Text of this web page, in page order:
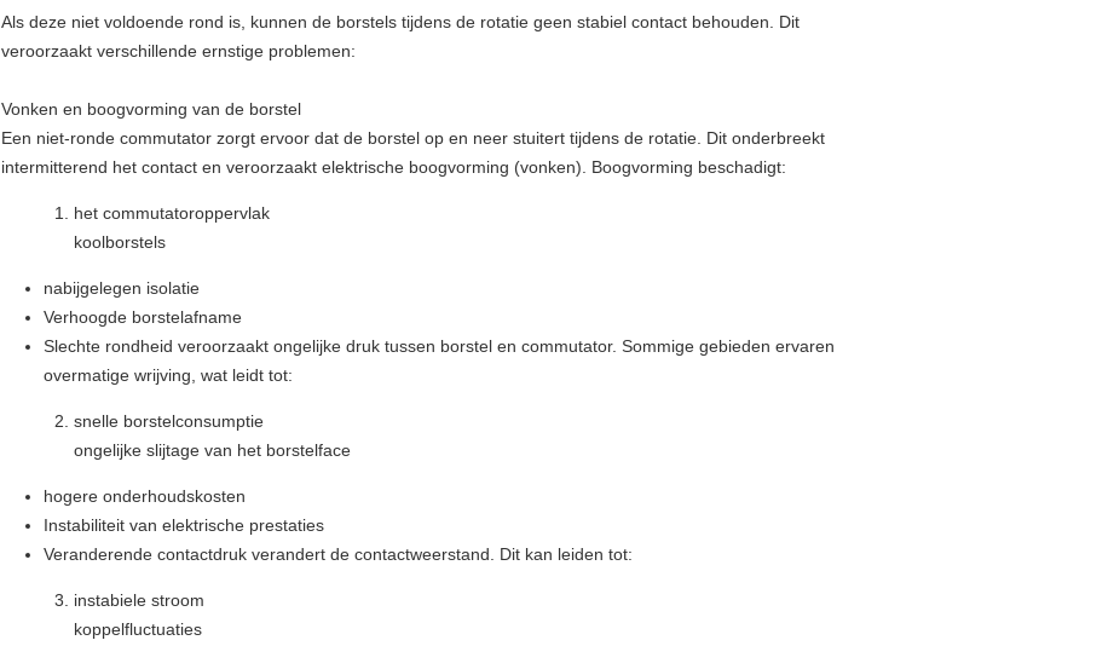
Als deze niet voldoende rond is, kunnen de borstels tijdens de rotatie geen stabiel contact behouden. Dit
veroorzaakt verschillende ernstige problemen:
Vonken en boogvorming van de borstel
Een niet-ronde commutator zorgt ervoor dat de borstel op en neer stuitert tijdens de rotatie. Dit onderbreekt
intermitterend het contact en veroorzaakt elektrische boogvorming (vonken). Boogvorming beschadigt:
het commutatoroppervlak
koolborstels
nabijgelegen isolatie
Verhoogde borstelafname
Slechte rondheid veroorzaakt ongelijke druk tussen borstel en commutator. Sommige gebieden ervaren
overmatige wrijving, wat leidt tot:
snelle borstelconsumptie
ongelijke slijtage van het borstelface
hogere onderhoudskosten
Instabiliteit van elektrische prestaties
Veranderende contactdruk verandert de contactweerstand. Dit kan leiden tot:
instabiele stroom
koppelfluctuaties